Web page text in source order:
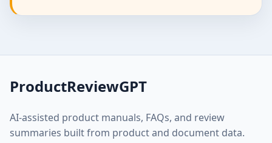
ProductReviewGPT
AI-assisted product manuals, FAQs, and review
summaries built from product and document data.